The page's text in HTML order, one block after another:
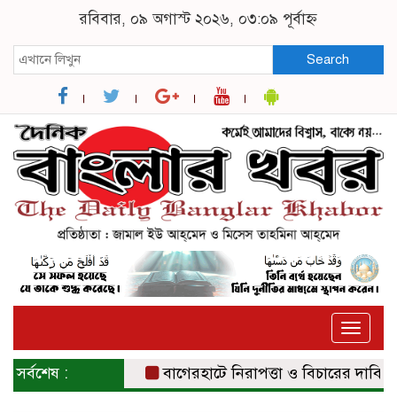
রবিবার, ০৯ অগাস্ট ২০২৬, ০৩:০৯ পূর্বাহ্ন
Search
Toggle
সর্বশেষ : বাগেরহাটে নিরাপত্তা ও বিচারের দাবিতে